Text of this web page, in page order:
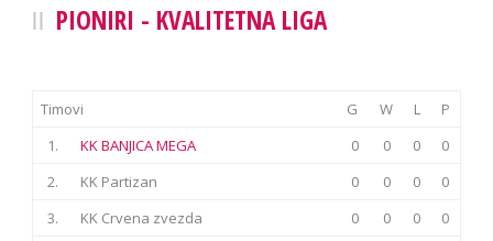
PIONIRI - KVALITETNA LIGA
Timovi G W L
P
1.
KK BANJICA MEGA 0 0 0
0
2.
KK Partizan 0 0 0
0
3.
KK Crvena zvezda 0 0 0
0